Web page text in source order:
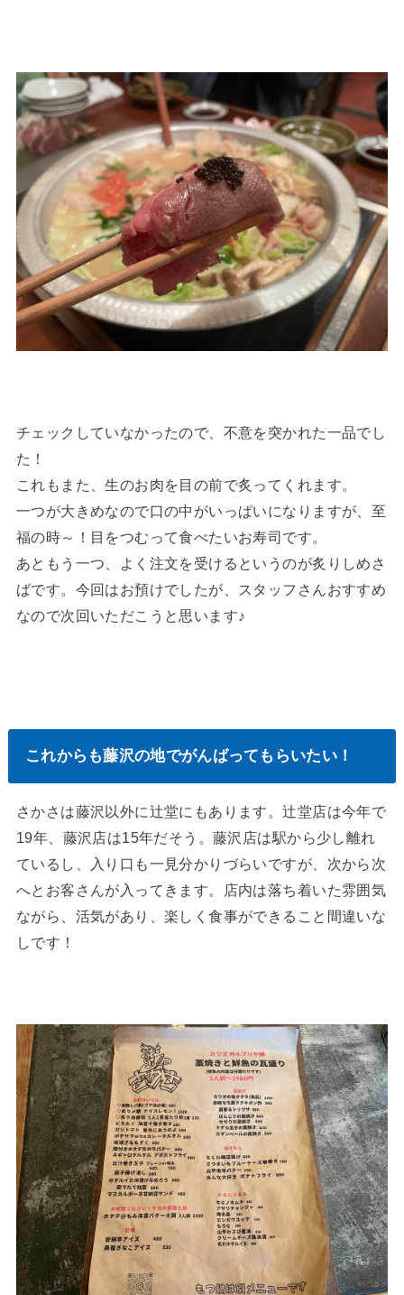
チェックしていなかったので、不意を突かれた一品でし
た！
これもまた、生のお肉を目の前で炙ってくれます。
一つが大きめなので口の中がいっぱいになりますが、至
福の時～！目をつむって食べたいお寿司です。
あともう一つ、よく注文を受けるというのが炙りしめさ
ばです。今回はお預けでしたが、スタッフさんおすすめ
なので次回いただこうと思います♪
これからも藤沢の地でがんばってもらいたい！
さかさは藤沢以外に辻堂にもあります。辻堂店は今年で
19年、藤沢店は15年だそう。藤沢店は駅から少し離れ
ているし、入り口も一見分かりづらいですが、次から次
へとお客さんが入ってきます。店内は落ち着いた雰囲気
ながら、活気があり、楽しく食事ができること間違いな
しです！